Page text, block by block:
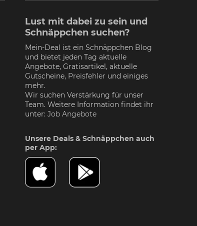
Lust mit dabei zu sein und
Schnäppchen suchen?
Mein-Deal ist ein Schnäppchen Blog
und bietet jeden Tag aktuelle
Angebote, Gratisartikel, aktuelle
Gutscheine, Preisfehler und einiges
mehr.
Wir suchen Verstärkung für unser
Team. Weitere Information findet ihr
unter: Job Angebote
Unsere Deals & Schnäppchen auch
per App: